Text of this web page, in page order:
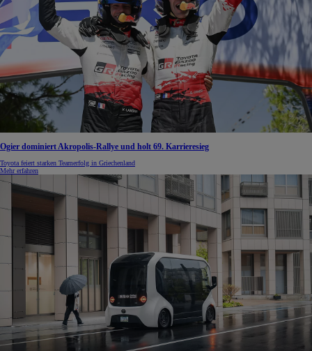
Ogier dominiert Akropolis-Rallye und holt 69. Karrieresieg
Toyota feiert starken Teamerfolg in Griechenland
Mehr erfahren